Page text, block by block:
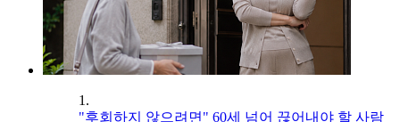
1.
"후회하지 않으려면" 60세 넘어 끊어내야 할 사람